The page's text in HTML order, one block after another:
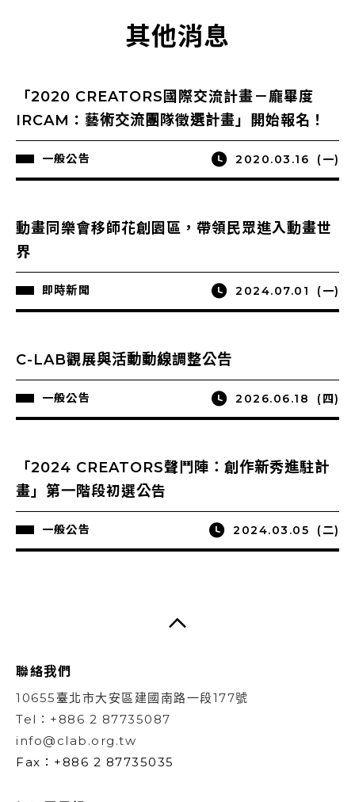
其他消息
「2020 CREATORS國際交流計畫－龐畢度
IRCAM：藝術交流團隊徵選計畫」開始報名！
一般公告 2020.03.16 (一)
動畫同樂會移師花創園區，帶領民眾進入動畫世
界
即時新聞 2024.07.01 (一)
C-LAB觀展與活動動線調整公告
一般公告 2026.06.18 (四)
「2024 CREATORS聲鬥陣：創作新秀進駐計
畫」第一階段初選公告
一般公告 2024.03.05 (二)
聯絡我們
10655臺北市大安區建國南路一段177號
Tel：+886 2 87735087
info@clab.org.tw
Fax：+886 2 87735035